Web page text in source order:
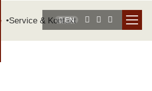
EN
Service & Kontakt